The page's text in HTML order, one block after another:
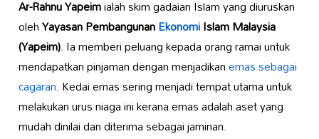
Ar-Rahnu Yapeimialah skim gadaian Islam yang diuruskan
olehYayasan PembangunanEkonomiIslam Malaysia
(Yapeim). Ia memberi peluang kepada orang ramai untuk
mendapatkan pinjaman dengan menjadikanemas sebagai
cagaran. Kedai emas sering menjadi tempat utama untuk
melakukan urus niaga ini kerana emas adalah aset yang
mudah dinilai dan diterima sebagai jaminan.